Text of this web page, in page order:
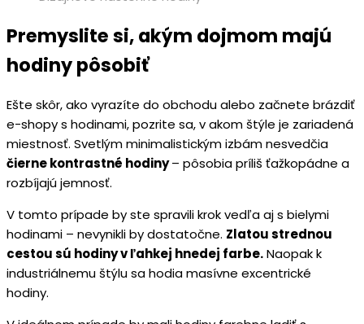
Premyslite si, akým dojmom majú
hodiny pôsobiť
Ešte skôr, ako vyrazíte do obchodu alebo začnete brázdiť
e-shopy s hodinami, pozrite sa, v akom štýle je zariadená
miestnosť. Svetlým minimalistickým izbám nesvedčia
čierne kontrastné hodiny– pôsobia príliš ťažkopádne a
rozbíjajú jemnosť.
V tomto prípade by ste spravili krok vedľa aj s bielymi
hodinami – nevynikli by dostatočne. Zlatou strednou
cestou sú hodiny v ľahkej hnedej farbe.Naopak k
industriálnemu štýlu sa hodia masívne excentrické
hodiny.